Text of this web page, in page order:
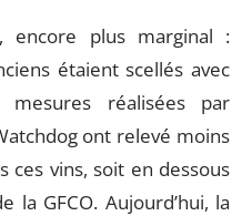
encore plus marginal :
étaient scellés avec
réalisées par
ont relevé moins
ces vins, soit en dessous
la GFCO. Aujourd’hui, la